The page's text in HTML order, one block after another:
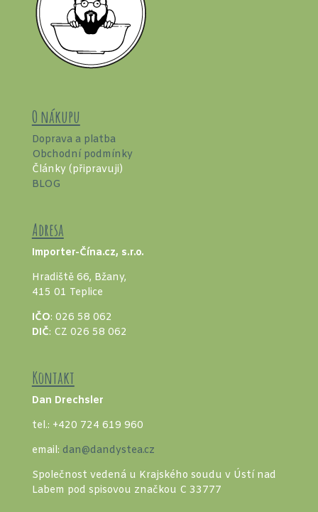
O nákupu
Doprava a platba
Obchodní podmínky
Články (připravuji)
BLOG
Adresa
Importer-Čína.cz, s.r.o.
Hradiště 66, Bžany,
415 01 Teplice
IČO: 026 58 062
DIČ: CZ 026 58 062
Kontakt
Dan Drechsler
tel.: +420 724 619 960
email: dan@dandystea.cz
Společnost vedená u Krajského soudu v Ústí nad
Labem pod spisovou značkou C 33777